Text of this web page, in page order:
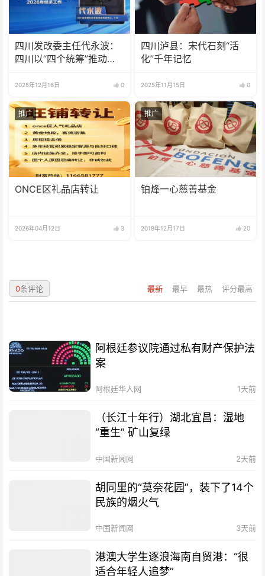
四川发改委主任代永波：
四川以“四个统筹”推动经
2025年12月16日 0
四川泸县：宋代石刻“活
化”千年记忆
2025年11月15日 0
推广
ONCE区礼品店转让
2026年04月12日 3
推广
铂烽一心慈善基金
2019年12月17日 20
最新 最早 最热 评分最高
0条评论
阿根廷参议院通过私有财产保护法
案
阿根廷华人网 1天前
（长江十年行）湖北宜昌：湿地
“重生” 矿山复绿
中国新闻网 2天前
胡同里的“莫奈花园”，装下了14个
民族的烟火气
中国新闻网 3天前
港澳大学生逐浪海南自贸港：“很
适合年轻人追梦”